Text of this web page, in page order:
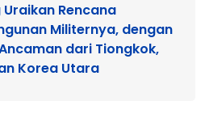
Rencana
Militernya, dengan
dari Tiongkok,
Korea Utara